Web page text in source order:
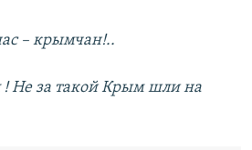
– крымчан!..
! Не за такой Крым шли на